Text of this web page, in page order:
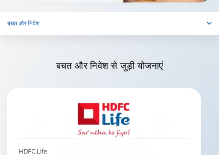
बचत और निवेश
बचत और निवेशसे जुड़ी योजनाएं
HDFC Life